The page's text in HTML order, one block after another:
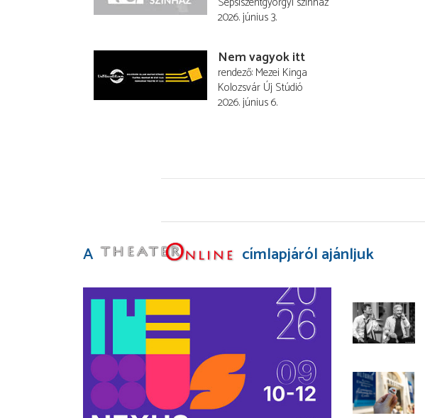
2026. június 3.
Nem vagyok itt
rendező Mezei Kinga
Kolozsvár Új Stúdió
2026. június 6.
A címlapjáról ajánljuk